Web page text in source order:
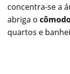
concentra-se a
abriga o
quartos e